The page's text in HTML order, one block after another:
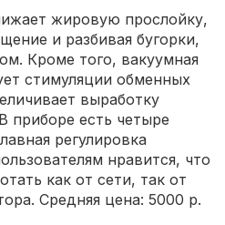
жировую прослойку,
и разбивая бугорки,
Кроме того, вакуумная
стимуляции обменных
выработку
приборе есть четыре
регулировка
нравится, что
как от сети, так от
Средняя цена: 5000 р.